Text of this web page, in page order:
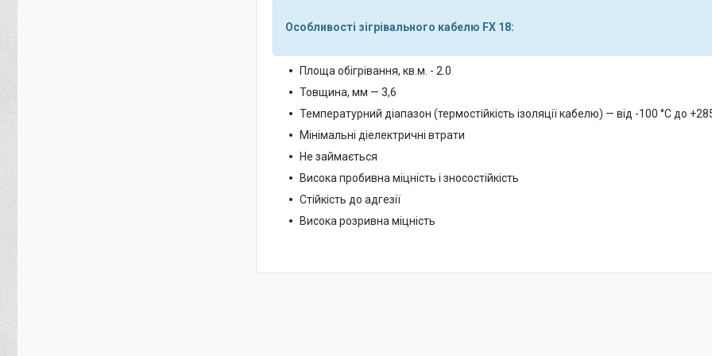
Особливості зігрівального кабелю FX 18:
Площа обігрівання, кв.м. - 2.0
Товщина, мм — 3,6
Температурний діапазон (термостійкість ізоляції кабелю) — від -100 °C до
Мінімальні діелектричні втрати
Не займається
Висока пробивна міцність і зносостійкість
Стійкість до адгезії
Висока розривна міцність